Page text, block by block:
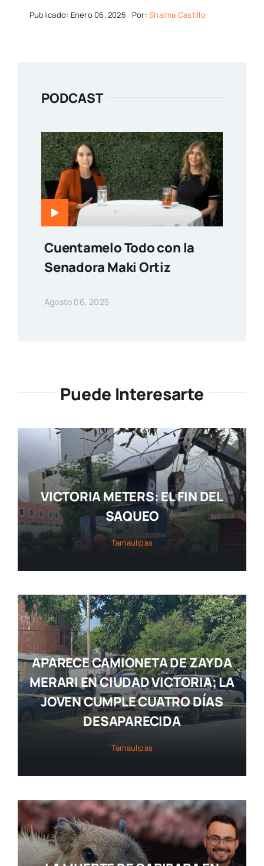
Publicado: Enero 06, 2025 Por:Shalma Castillo
PODCAST
Cuentamelo Todo con la
Senadora Maki Ortiz
Agosto 06, 2025
Puede Interesarte
VICTORIA METERS: EL FIN DEL
SAQUEO
Tamaulipas
APARECE CAMIONETA DE ZAYDA
MERARI EN CIUDAD VICTORIA; LA
JOVEN CUMPLE CUATRO DÍAS
DESAPARECIDA
Tamaulipas